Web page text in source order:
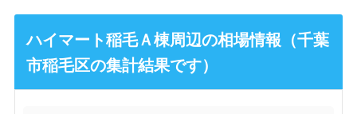
ハイマート稲毛Ａ棟周辺の相場情報（千葉
市稲毛区の集計結果です）